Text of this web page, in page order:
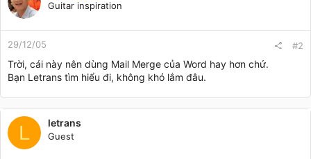
Guitar inspiration
29/12/05 #2
Trời, cái này nên dùng Mail Merge của Word hay hơn chứ.
Bạn Letrans tìm hiểu đi, không khó lắm đâu.
L letrans
Guest